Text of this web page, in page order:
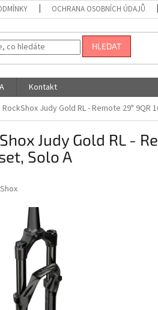
OCHRANA OSOBNÍCH ÚDAJŮ
HLEDAT
Kontakt
Judy Gold RL - Remote 29"
Judy Gold RL -
Solo A